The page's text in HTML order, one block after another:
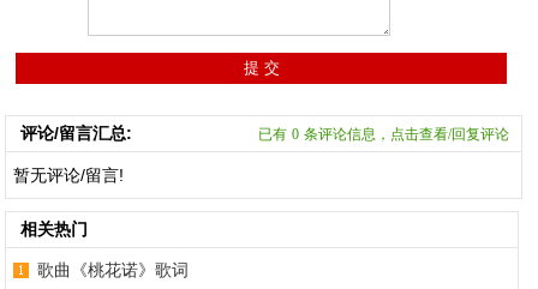
评论/留言汇总: 已有 0 条评论信息，点击查看/回复评论
暂无评论/留言!
相关热门
歌曲《桃花诺》歌词